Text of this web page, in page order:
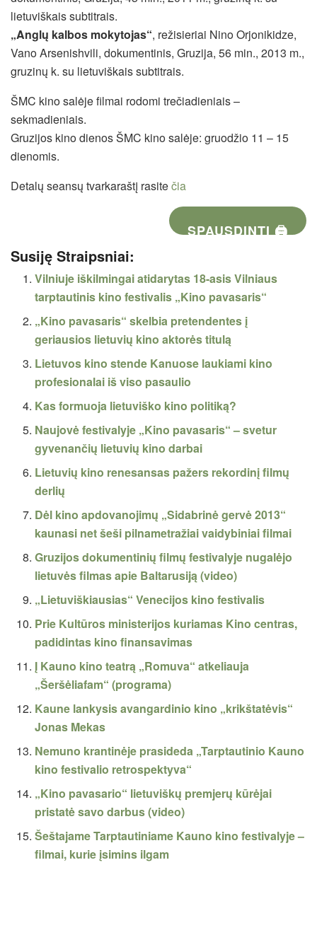
lietuviškais subtitrais.
„Anglų kalbos mokytojas“, režisieriai Nino Orjonikidze,
Vano Arsenishvili, dokumentinis, Gruzija, 56 min., 2013 m.,
gruzinų k. su lietuviškais subtitrais.
ŠMC kino salėje filmai rodomi trečiadieniais –
sekmadieniais.
Gruzijos kino dienos ŠMC kino salėje: gruodžio 11 – 15
dienomis.
Detalų seansų tvarkaraštį rasitečia
SPAUSDINTI 🖨
Susiję Straipsniai:
Vilniuje iškilmingai atidarytas 18-asis Vilniaus
tarptautinis kino festivalis „Kino pavasaris“
„Kino pavasaris“ skelbia pretendentes į
geriausios lietuvių kino aktorės titulą
Lietuvos kino stende Kanuose laukiami kino
profesionalai iš viso pasaulio
Kas formuoja lietuviško kino politiką?
Naujovė festivalyje „Kino pavasaris“ – svetur
gyvenančių lietuvių kino darbai
Lietuvių kino renesansas pažers rekordinį filmų
derlių
Dėl kino apdovanojimų „Sidabrinė gervė 2013“
kaunasi net šeši pilnametražiai vaidybiniai filmai
Gruzijos dokumentinių filmų festivalyje nugalėjo
lietuvės filmas apie Baltarusiją (video)
„Lietuviškiausias“ Venecijos kino festivalis
Prie Kultūros ministerijos kuriamas Kino centras,
padidintas kino finansavimas
Į Kauno kino teatrą „Romuva“ atkeliauja
„Šeršėliafam“ (programa)
Kaune lankysis avangardinio kino „krikštatėvis“
Jonas Mekas
Nemuno krantinėje prasideda „Tarptautinio Kauno
kino festivalio retrospektyva“
„Kino pavasario“ lietuviškų premjerų kūrėjai
pristatė savo darbus (video)
Šeštajame Tarptautiniame Kauno kino festivalyje –
filmai, kurie įsimins ilgam